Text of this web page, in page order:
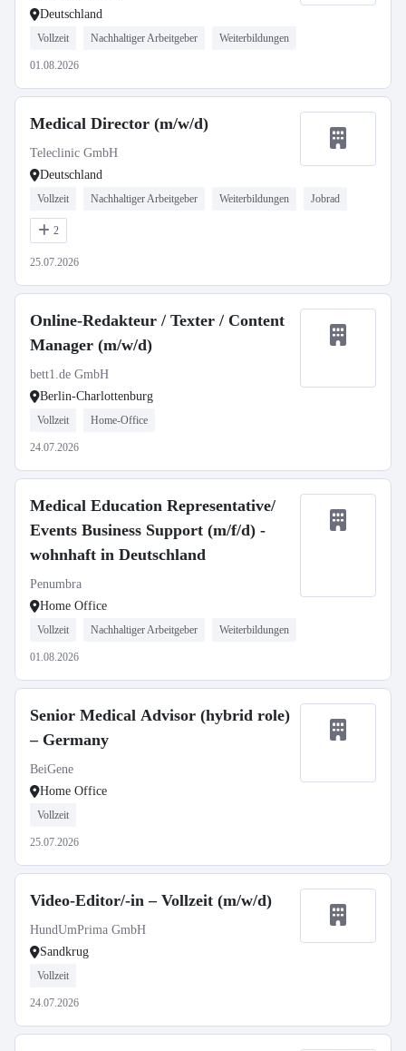
Deutschland
Vollzeit Nachhaltiger Arbeitgeber Weiterbildungen
01.08.2026
Medical Director (m/w/d)
Teleclinic GmbH
Deutschland
Vollzeit Nachhaltiger Arbeitgeber Weiterbildungen Jobrad
2
25.07.2026
Online-Redakteur / Texter / Content
Manager (m/w/d)
bett1.de GmbH
Berlin-Charlottenburg
Vollzeit Home-Office
24.07.2026
Medical Education Representative/
Events Business Support (m/f/d) -
wohnhaft in Deutschland
Penumbra
Home Office
Vollzeit Nachhaltiger Arbeitgeber Weiterbildungen
01.08.2026
Senior Medical Advisor (hybrid role)
– Germany
BeiGene
Home Office
Vollzeit
25.07.2026
Video-Editor/-in – Vollzeit (m/w/d)
HundUmPrima GmbH
Sandkrug
Vollzeit
24.07.2026